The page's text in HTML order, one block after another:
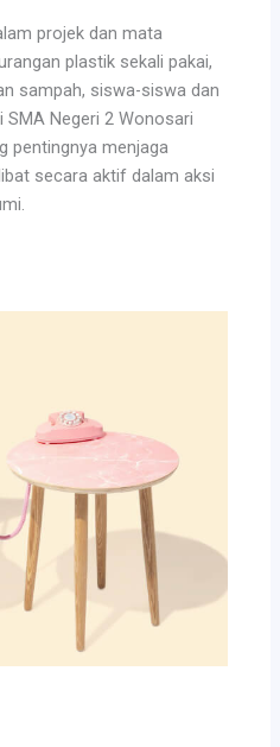
projek dan mata
plastik sekali pakai,
sampah, siswa-siswa dan
SMA Negeri 2 Wonosari
pentingnya menjaga
secara aktif dalam aksi